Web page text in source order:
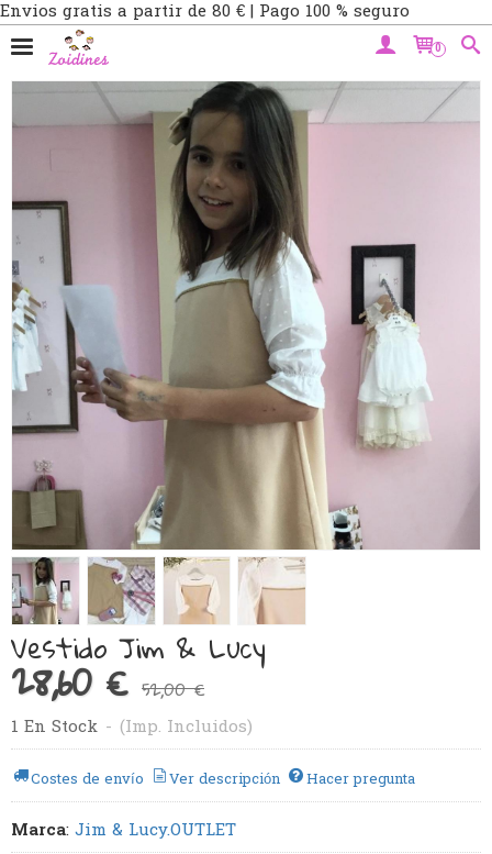
Envios gratis a partir de 80 € | Pago 100 % seguro
0
Vestido Jim & Lucy
28,60 € 52,00 €
1 En Stock - (Imp. Incluidos)
Costes de envío Ver descripción Hacer pregunta
Marca: Jim & Lucy.OUTLET